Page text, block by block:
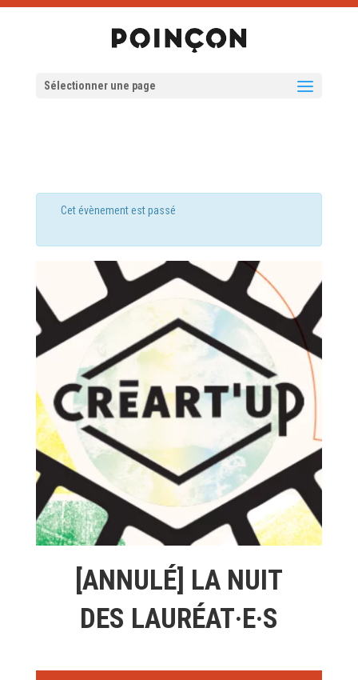
Sélectionner une page
Cet évènement est passé
[ANNULÉ] LA NUIT
DES LAURÉAT·E·S